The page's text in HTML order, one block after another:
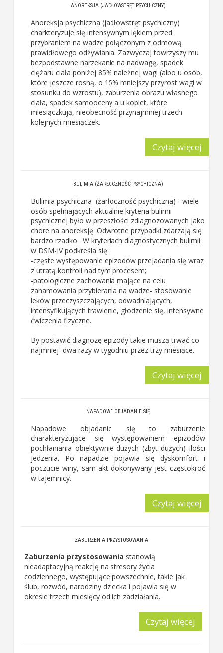
ANOREKSJA (JADŁOWSTRĘT PSYCHICZNY)
Anoreksja psychiczna (jadłowstręt psychiczny)
charkteryzuje się intensywnym lękiem przed
przybraniem na wadze połączonym z odmową
prawidłowego odżywiania. Zazwyczaj towrzyszy mu
bezpodstawne narzekanie na nadwagę, spadek
ciężaru ciała poniżej 85% należnej wagi (albo u osób,
które jeszcze rosną, o 15% mniejszy przyrost wagi w
stosunku do wzrostu), zaburzenia obrazu własnego
ciała, spadek samooceny a u kobiet, które
miesiączkują, nieobecność przynajmniej trzech
kolejnych miesiączek.
Czytaj więcej
BULIMIA (ŻARŁOCZNOŚĆ PSYCHICZNA)
Bulimia psychiczna (żarłoczność psychiczna) - wiele
osób spełniających aktualnie kryteria bulimii
psychicznej było w przeszłości zdiagnozowanych jako
chore na anoreksję. Odwrotne przypadki zdarzają się
bardzo rzadko. W kryteriach diagnostycznych bulimii
w DSM-IV podkreśla się:
-częste występowanie epizodów przejadania się wraz
z utratą kontroli nad tym procesem;
-patologiczne zachowania mające na celu
zahamowania przybierania na wadze- stosowanie
leków przeczyszczających, odwadniających,
intensyfikujących trawienie, głodzenie się, intensywne
ćwiczenia fizyczne.
By postawić diagnozę epizody takie muszą trwać co
najmniej dwa razy w tygodniu przez trzy miesiące.
Czytaj więcej
NAPADOWE OBJADANIE SIĘ
Napadowe objadanie się to zaburzenie
charakteryzujące się występowaniem epizodów
pochłaniania obiektywnie dużych (zbyt dużych) ilości
jedzenia. Po napadzie pojawia się dyskomfort i
poczucie winy, sam akt dokonywany jest częstokroć
w tajemnicy.
Czytaj więcej
ZABURZENIA PRZYSTOSOWANIA
Zaburzenia przystosowania stanowią
nieadaptacyjną reakcję na stresory życia
codziennego, występujące powszechnie, takie jak
ślub, rozwód, narodziny dziecka i pojawia się w
okresie trzech miesięcy od ich zadziałania.
Czytaj więcej